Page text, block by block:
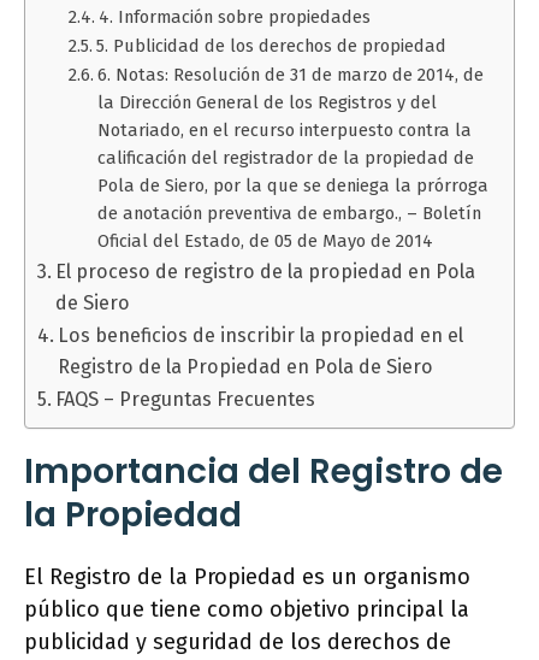
4. Información sobre propiedades
5. Publicidad de los derechos de propiedad
6. Notas: Resolución de 31 de marzo de 2014, de
la Dirección General de los Registros y del
Notariado, en el recurso interpuesto contra la
calificación del registrador de la propiedad de
Pola de Siero, por la que se deniega la prórroga
de anotación preventiva de embargo., – Boletín
Oficial del Estado, de 05 de Mayo de 2014
El proceso de registro de la propiedad en Pola
de Siero
Los beneficios de inscribir la propiedad en el
Registro de la Propiedad en Pola de Siero
FAQS – Preguntas Frecuentes
Importancia del Registro de
la Propiedad
El Registro de la Propiedad es un organismo
público que tiene como objetivo principal la
publicidad y seguridad de los derechos de